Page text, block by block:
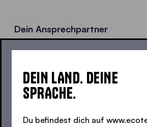
Dein Ansprechpartner
I-39040 Natz-Schabs (BZ)
+39 0472 977 100
global@zingerle.group
DEIN LAND. DEINE
SPRACHE.
Du befindest dich auf